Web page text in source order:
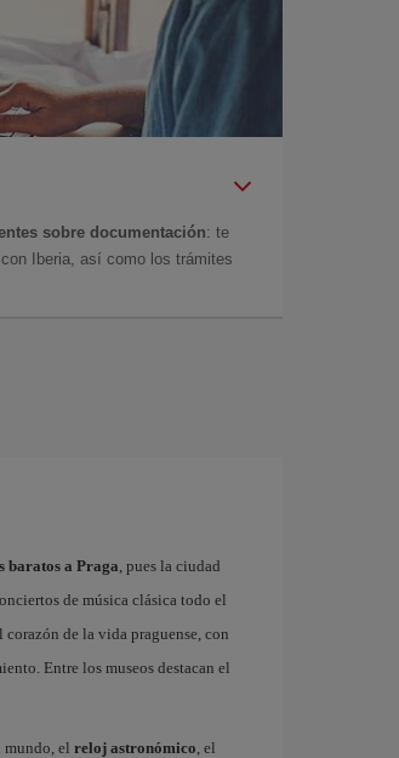
sobre documentación: te
Iberia, así como los trámites
baratos a Praga, pues la ciudad
de música clásica todo el
de la vida praguense, con
Entre los museos destacan el
mundo, el reloj astronómico, el